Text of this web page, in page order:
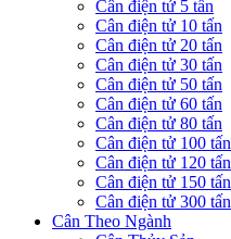
Cân điện tử 5 tấn
Cân điện tử 10 tấn
Cân điện tử 20 tấn
Cân điện tử 30 tấn
Cân điện tử 50 tấn
Cân điện tử 60 tấn
Cân điện tử 80 tấn
Cân điện tử 100 tấn
Cân điện tử 120 tấn
Cân điện tử 150 tấn
Cân điện tử 300 tấn
Cân Theo Ngành